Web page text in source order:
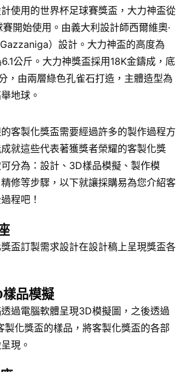
使用的世界杯足球賽獎盃，大力神盃從
開始使用。由義大利設計師西爾維奧·
）設計。大力神盃的高度為
公斤。大力神獎盃採用18K金鑄成，底
，由兩層綠色孔雀石打造，主體造型為
地球。
客製化獎盃需要經過許多的製作過程方
就這些代表著獲獎者榮耀的客製化獎
分為：設計、3D樣品模擬、製作模
修等步驟，以下就讓採購易為您介紹客
程吧！
盃訂製需求設計在設計稿上呈現獎盃各
樣品模擬
過電腦軟體呈現3D模擬圖，之後透過
製化獎盃的樣品，將客製化獎盃的各部
現。